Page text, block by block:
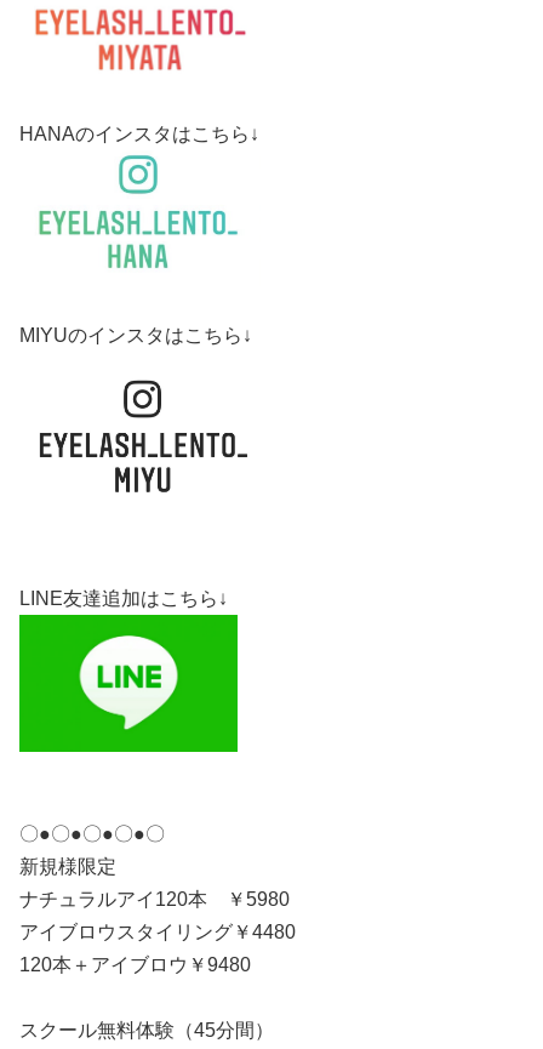
HANAのインスタはこちら↓
MIYUのインスタはこちら↓
LINE友達追加はこちら↓
〇●〇●〇●〇●〇
新規様限定
ナチュラルアイ120本 ￥5980
アイブロウスタイリング￥4480
120本＋アイブロウ￥9480
スクール無料体験（45分間）